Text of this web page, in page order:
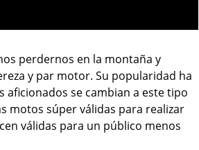
perdernos en la montaña y
y par motor. Su popularidad ha
aficionados se cambian a este tipo
motos súper válidas para realizar
válidas para un público menos